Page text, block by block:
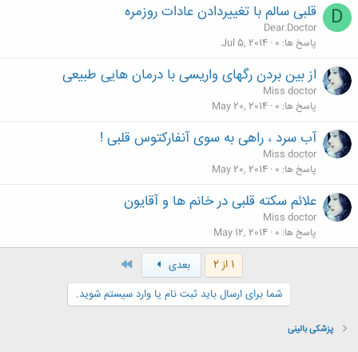
D قلبی سالم با تغییردادن عادات روزمره
Dear.Doctor
پاسخ ها 0
Jul 5, 2014
از بین بردن رگهای واریسی با درمان هایی طبیعی
Miss doctor
پاسخ ها 0
May 20, 2014
آب سرد ، راهی به سوی آنفارکتوس قلبی !
Miss doctor
پاسخ ها 0
May 20, 2014
علائم سکته قلبی در خانم ها و آقایون
Miss doctor
پاسخ ها 0
May 12, 2014
1 از 2 بعدی
شما برای ارسال باید ثبت نام یا وارد سیستم شوید.
پزشکی بالینی